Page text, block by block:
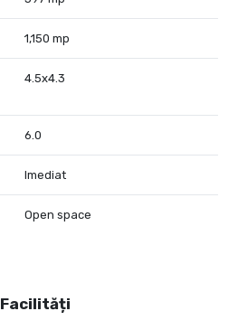
1,150 mp
4.5x4.3
6.0
Imediat
Open space
Facilități